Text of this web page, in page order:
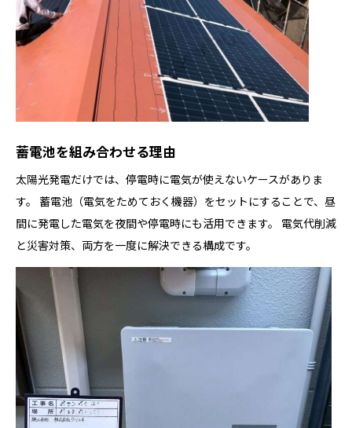
蓄電池を組み合わせる理由
太陽光発電だけでは、停電時に電気が使えないケースがありま
す。 蓄電池（電気をためておく機器）をセットにすることで、昼
間に発電した電気を夜間や停電時にも活用できます。 電気代削減
と災害対策、両方を一度に解決できる構成です。